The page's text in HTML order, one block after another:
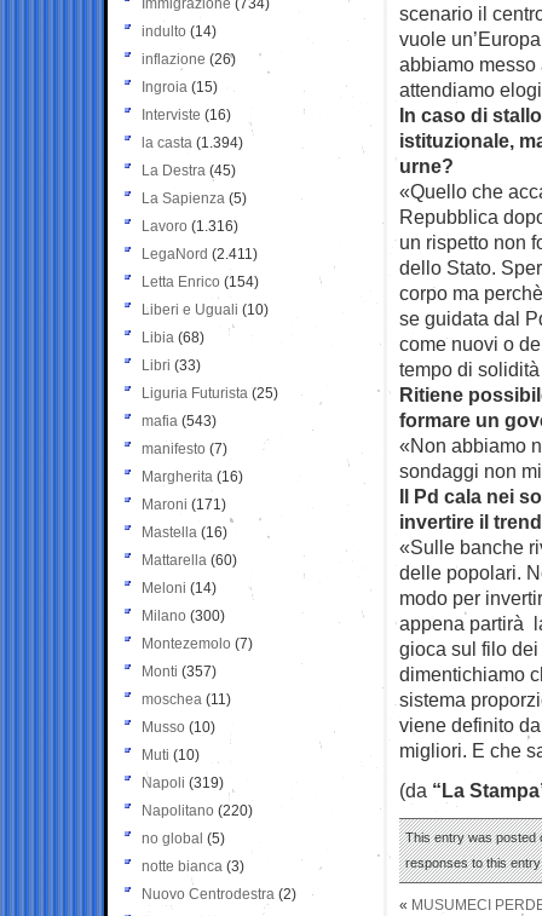
scenario il
vuole
abbiamo messo
attendiamo
In caso di
istituzionale,
urne?
«Quello che
Repubblica
un rispetto non
dello Stato.
corpo ma
se guidata dal
come nuovi o
tempo di
Ritiene
formare un
«Non abbiamo
sondaggi non
Il Pd cala nei
invertire il
«Sulle banche
delle popolari.
modo per
appena partirà
gioca sul filo
dimentichiamo
sistema
viene definito
migliori. E che
(da “La
This entry was posted
responses to this
« MUSUMECI
Immigrazione (734)
indulto (14)
inflazione (26)
Ingroia (15)
Interviste (16)
la casta (1.394)
La Destra (45)
La Sapienza (5)
Lavoro (1.316)
LegaNord (2.411)
Letta Enrico (154)
Liberi e Uguali (10)
Libia (68)
Libri (33)
Liguria Futurista (25)
mafia (543)
manifesto (7)
Margherita (16)
Maroni (171)
Mastella (16)
Mattarella (60)
Meloni (14)
Milano (300)
Montezemolo (7)
Monti (357)
moschea (11)
Musso (10)
Muti (10)
Napoli (319)
Napolitano (220)
no global (5)
notte bianca (3)
Nuovo Centrodestra (2)